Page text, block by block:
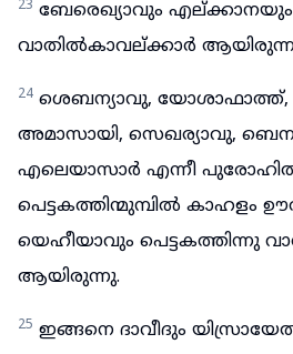
23 ബേരെഖ്യാവും എല്ക്കാനയും
വാതിൽകാവല്ക്കാർ
24 ശെബന്യാവു,
അമാസായി, സെഖര്യാവു,
എലെയാസാർ എന്നീ
പെട്ടകത്തിന്മുമ്പിൽ കാഹളം
യെഹീയാവും പെട്ടകത്തിന്നു
ആയിരുന്നു.
25 ഇങ്ങനെ ദാവീദും